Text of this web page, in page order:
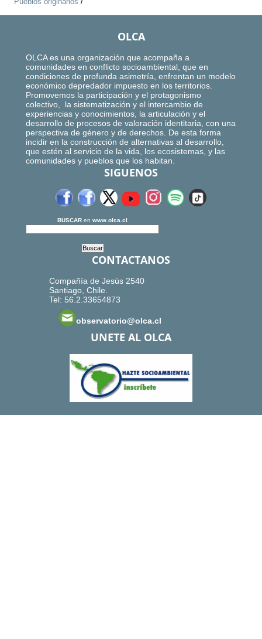
OLCA
OLCA es una organización que acompaña a
comunidades en conflicto socioambiental, que en
condiciones de profunda asimetría, enfrentan un modelo
económico depredador impuesto en los territorios.
Promovemos la participación y el protagonismo
colectivo, la sistematización y el intercambio de
experiencias y conocimientos, la articulación y el
desarrollo de procesos de valoración identitaria, con una
perspectiva de género y de derechos. De esta forma
incidir en la construcción de alternativas al desarrollo,
que estén al servicio de la vida, los ecosistemas, y las
comunidades y pueblos que los habitan.
SIGUENOS
BUSCAR en www.olca.cl
CONTACTANOS
Compañía de Jesús 2540
Santiago, Chile.
Tel: 56.2.33654873
observatorio@olca.cl
UNETE AL OLCA